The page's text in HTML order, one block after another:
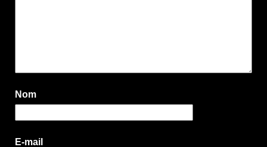
Nom
E-mail